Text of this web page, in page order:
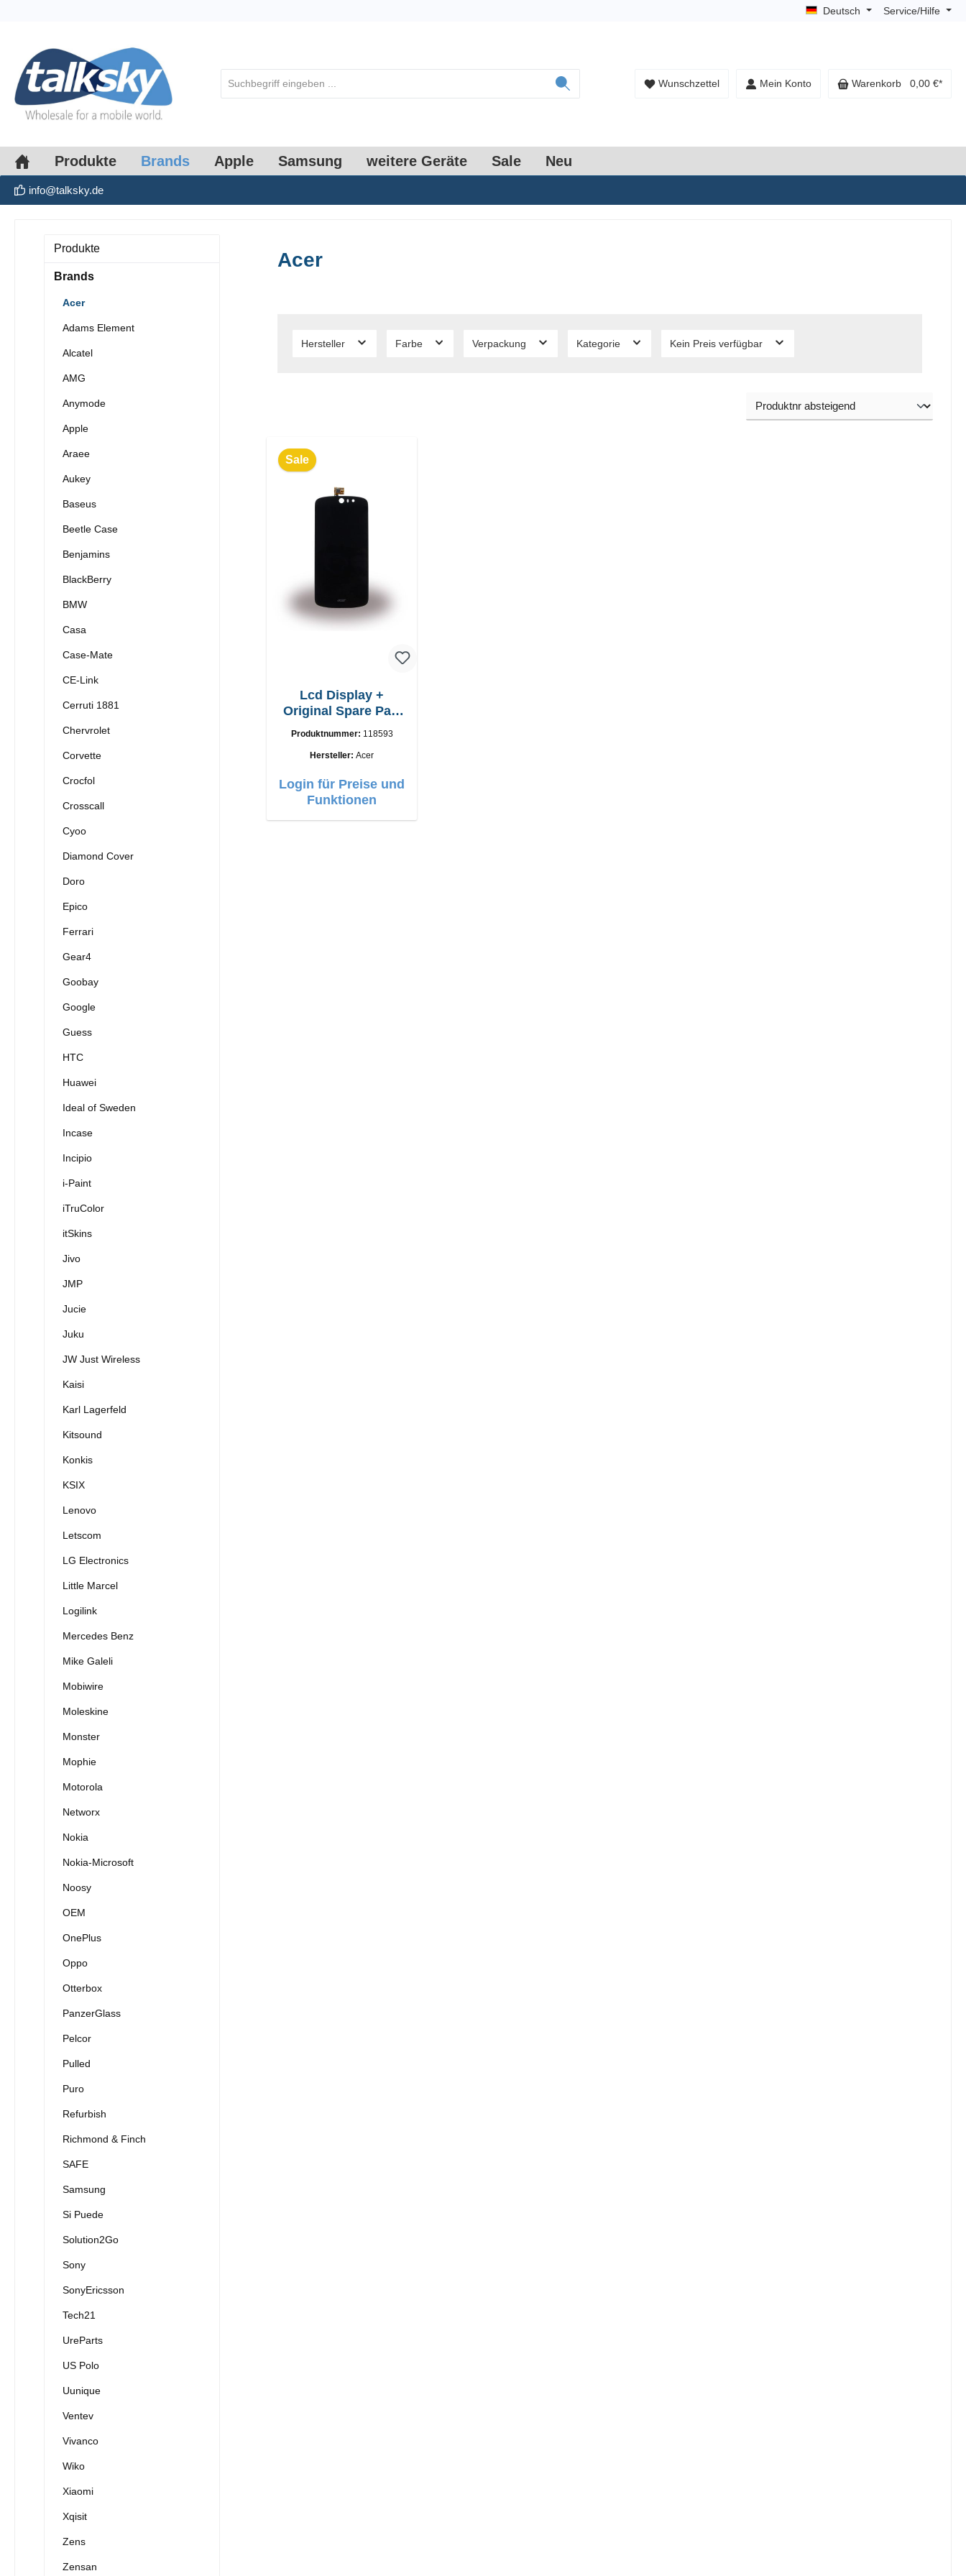
Deutsch Service/Hilfe
Wunschzettel Mein Konto Warenkorb 0,00 €*
Produkte Brands Apple Samsung weitere Geräte Sale Neu
info@talksky.de
Produkte
Brands
Acer
Adams Element
Alcatel
AMG
Anymode
Apple
Araee
Aukey
Baseus
Beetle Case
Benjamins
BlackBerry
BMW
Casa
Case-Mate
CE-Link
Cerruti 1881
Chervrolet
Corvette
Crocfol
Crosscall
Cyoo
Diamond Cover
Doro
Epico
Ferrari
Gear4
Goobay
Google
Guess
HTC
Huawei
Ideal of Sweden
Incase
Incipio
i-Paint
iTruColor
itSkins
Jivo
JMP
Jucie
Juku
JW Just Wireless
Kaisi
Karl Lagerfeld
Kitsound
Konkis
KSIX
Lenovo
Letscom
LG Electronics
Little Marcel
Logilink
Mercedes Benz
Mike Galeli
Mobiwire
Moleskine
Monster
Mophie
Motorola
Networx
Nokia
Nokia-Microsoft
Noosy
OEM
OnePlus
Oppo
Otterbox
PanzerGlass
Pelcor
Pulled
Puro
Refurbish
Richmond & Finch
SAFE
Samsung
Si Puede
Solution2Go
Sony
SonyEricsson
Tech21
UreParts
US Polo
Uunique
Ventev
Vivanco
Wiko
Xiaomi
Xqisit
Zens
Zensan
Acer
Hersteller Farbe Verpackung Kategorie Kein Preis verfügbar
Sale
Lcd Display +
Original Spare Part
Produktnummer: 118593
Hersteller:Acer
Login für Preise und
Funktionen